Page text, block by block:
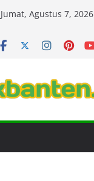
Jumat, Agustus 7, 2026